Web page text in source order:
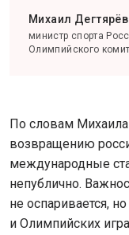
Михаил Дегтярёв
министр спорта
Олимпийского
По словам
возвращению
международные
непублично.
не оспаривается,
и Олимпийских